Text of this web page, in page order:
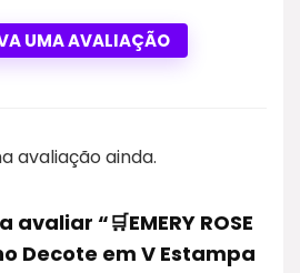
UMA AVALIAÇÃO
avaliação ainda.
“🛒EMERY ROSE
Decote em V Estampa